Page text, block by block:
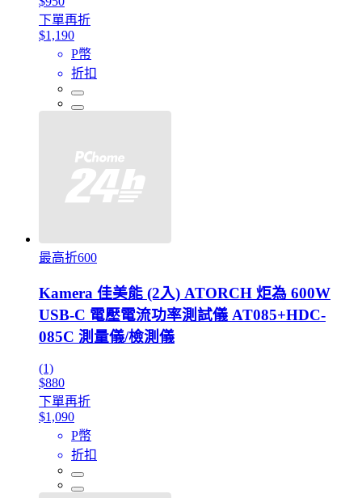
下單再折
$1,190
P幣
折扣
最高折600
Kamera 佳美能 (2入) ATORCH 炬為 600W
USB-C 電壓電流功率測試儀 AT085+HDC-
085C 測量儀/檢測儀
(1)
$880
下單再折
$1,090
P幣
折扣